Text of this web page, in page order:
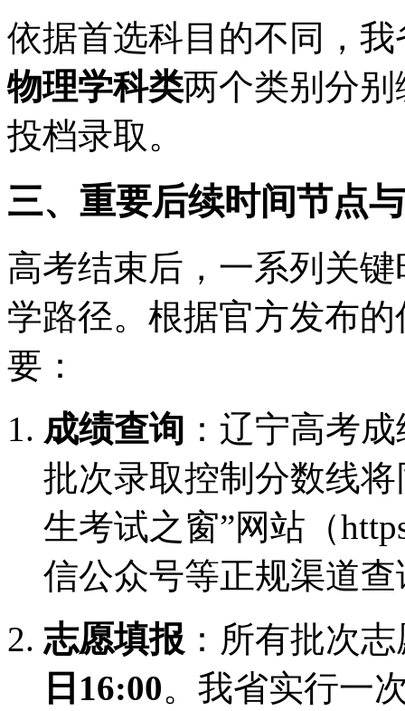
依据首选科目的不同，
物理学科类两个类别分
投档录取。
三、重要后续时间节点
高考结束后，一系列关
学路径。根据官方发布
要：
成绩查询 ：辽宁高考
批次录取控制分数线
生考试之窗”网站（
信公众号等正规渠道查
志愿填报 ：所有批次
日16:00。我省实行一